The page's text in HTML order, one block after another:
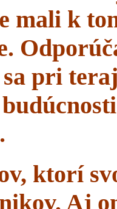
mali k
pri
ktorí
Aj